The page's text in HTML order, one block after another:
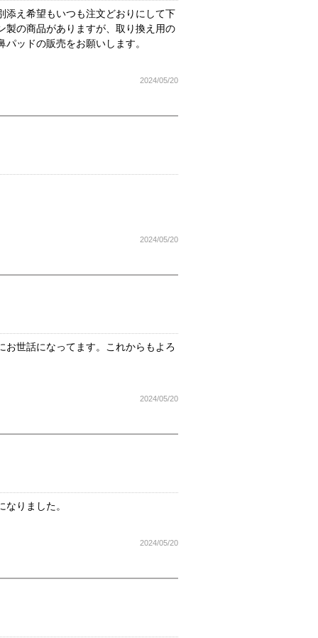
添え希望もいつも注文どおりにして下
製の商品がありますが、取り換え用の
ッドの販売をお願いします。
2024/05/20
2024/05/20
世話になってます。これからもよろ
2024/05/20
りました。
2024/05/20